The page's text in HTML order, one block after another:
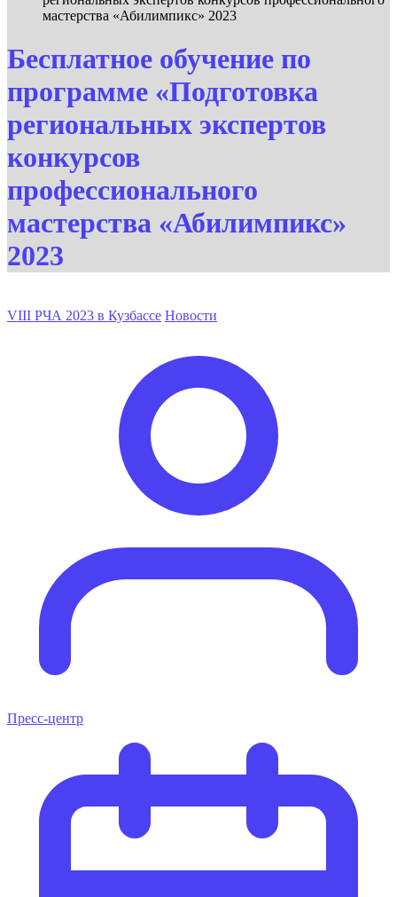
мастерства «Абилимпикс» 2023
Бесплатное обучение по
программе «Подготовка
региональных экспертов
конкурсов
профессионального
мастерства «Абилимпикс»
2023
VIII РЧА 2023 в Кузбассе Новости
Пресс-центр